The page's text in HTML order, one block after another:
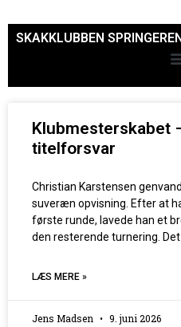
SKAKKLUBBEN
Klubmesterskabet
titelforsvar
Christian Karstensen
suveræn opvisning. Efter at
første runde, lavede han et
den resterende turnering. Det
LÆS MERE »
Jens Madsen 9. juni 2026